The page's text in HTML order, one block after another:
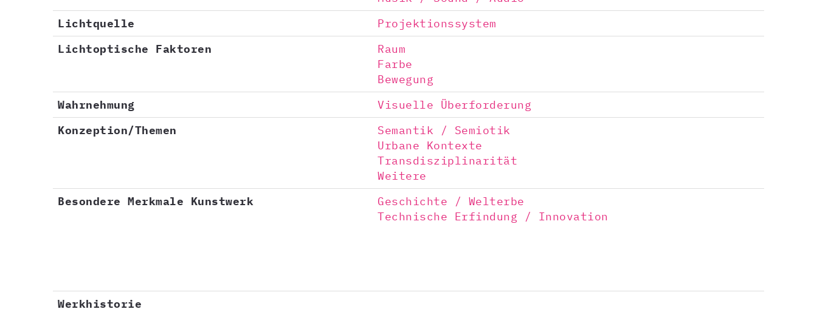
Lichtquelle
Projektionssystem
Lichtoptische Faktoren
Raum
Farbe
Bewegung
Wahrnehmung
Visuelle Überforderung
Konzeption/Themen
Semantik / Semiotik
Urbane Kontexte
Transdisziplinarität
Weitere
Besondere Merkmale Kunstwerk
Geschichte / Welterbe
Technische Erfindung / Innovation
Werkhistorie